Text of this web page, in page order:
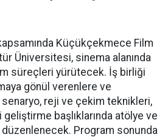
Küçükçekmece Film
Üniversitesi, sinema alanında
süreçleri yürütecek. İş birliği
gönül verenlere ve
senaryo, reji ve çekim teknikleri,
başlıklarında atölye ve
Program sonunda